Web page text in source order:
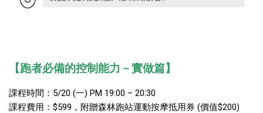
【跑者必備的控制能力－實做篇】
課程時間：5/20 (一) PM 19:00 – 20:30
課程費用：$599，附贈森林跑站運動按摩抵用券 (價值$200)